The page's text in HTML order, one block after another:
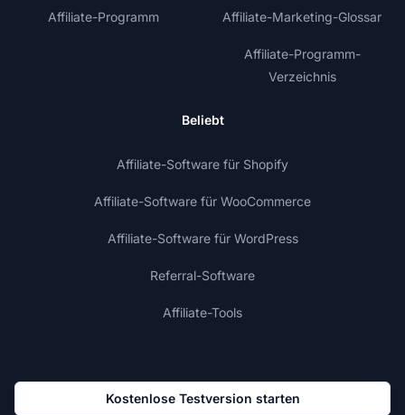
Affiliate-Programm Affiliate-Marketing-Glossar
Affiliate-Programm-
Verzeichnis
Beliebt
Affiliate-Software für Shopify
Affiliate-Software für WooCommerce
Affiliate-Software für WordPress
Referral-Software
Affiliate-Tools
Kostenlose Testversion starten